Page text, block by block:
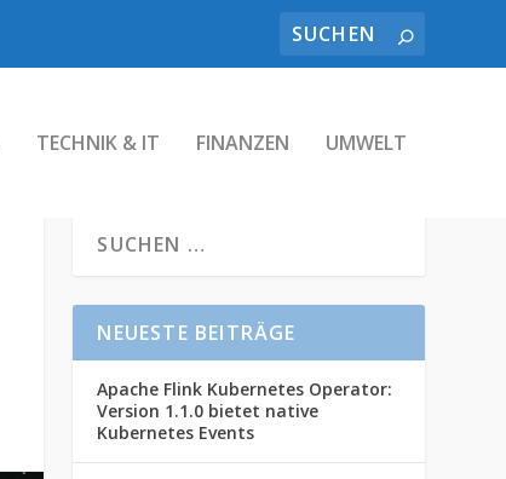
TECHNIK & IT FINANZEN UMWELT
NEUESTE BEITRÄGE
Apache Flink Kubernetes Operator:
Version 1.1.0 bietet native
Kubernetes Events